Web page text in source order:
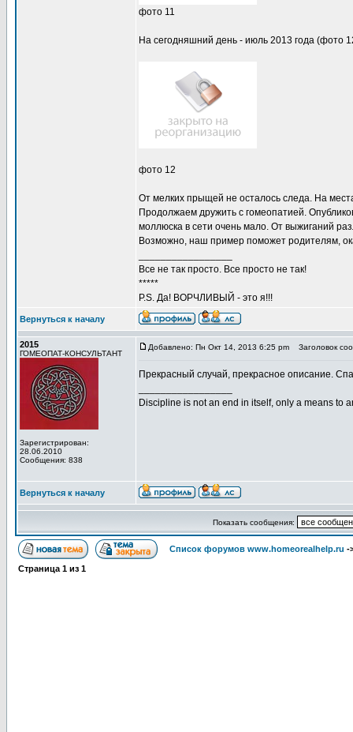
фото 11
На сегодняшний день - июль 2013 года (фото
фото 12
От мелких прыщей не осталось следа. На
Продолжаем дружить с гомеопатией.
моллюска в сети очень мало. От выжиганий
Возможно, наш пример поможет родителям,
Все не так просто. Все просто не так!
*****
P.S. Да! ВОРЧЛИВЫЙ - это я!!!
Вернуться к началу
2015
ГОМЕОПАТ-КОНСУЛЬТАНТ
Зарегистрирован:
28.06.2010
Сообщения: 838
Добавлено: Пн Окт 14, 2013 6:25 pm Заголовок
Прекрасный случай, прекрасное описание.
Discipline is not an end in itself, only a means to
Вернуться к началу
Показать сообщения:
Список форумов www.homeorealhelp.ru -
Страница 1 из 1